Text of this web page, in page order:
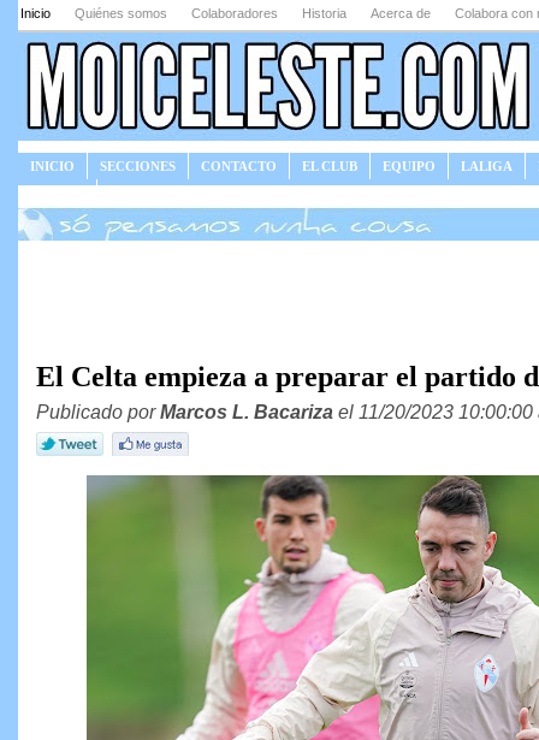
Inicio Quiénes somos Colaboradores Historia Acerca de Colabora con
INICIO SECCIONES CONTACTO EL CLUB EQUIPO LALIGA
El Celta empieza a preparar el partido
Publicado porMarcos L. Bacariza el 11/20/2023 10:00:00